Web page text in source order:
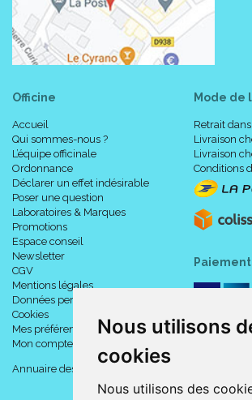
Nous utilisons
cookies
Nous utilisons des
Officine
Accueil
Qui sommes-nous ?
L’équipe officinale
Ordonnance
Déclarer un effet indésirable
Poser une question
Laboratoires & Marques
Promotions
Espace conseil
Newsletter
CGV
Mentions légales
Données personnelles
Cookies
Mes préférences Cookies
Mon compte
Annuaire des pharmacies
Mode de
Retrait
Livraison
Livraison
Conditions